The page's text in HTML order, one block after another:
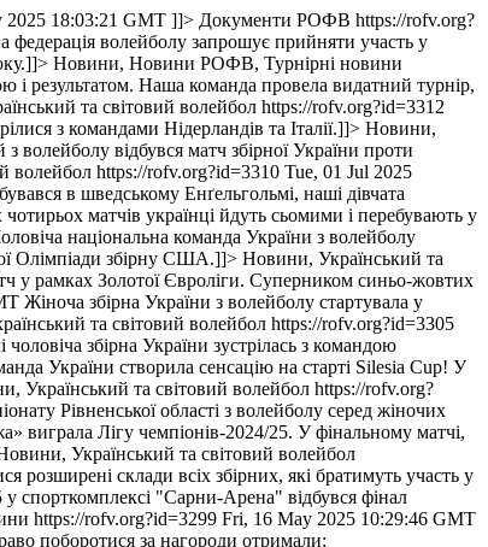
2025 18:03:21 GMT ]]> Документи РОФВ https://rofv.org?
федерація волейболу запрошує прийняти участь у
Новини, Новини РОФВ, Турнірні новини
і результатом. Наша команда провела видатний турнір,
та світовий волейбол https://rofv.org?id=3312
з командами Нідерландів та Італії.]]> Новини,
волейболу відбувся матч збірної України проти
волейбол https://rofv.org?id=3310 Tue, 01 Jul 2025
в шведському Енґельгольмі, наші дівчата
матчів українці йдуть сьомими і перебувають у
національна команда України з волейболу
Олімпіади збірну США.]]> Новини, Український та
у рамках Золотої Євроліги. Суперником синьо-жовтих
Жіноча збірна України з волейболу стартувала у
та світовий волейбол https://rofv.org?id=3305
збірна України зустрілась з командою
України створила сенсацію на старті Silesia Cup! У
Український та світовий волейбол https://rofv.org?
Рівненської області з волейболу серед жіночих
виграла Лігу чемпіонів-2024/25. У фінальному матчі,
Український та світовий волейбол
розширені склади всіх збірних, які братимуть участь у
у спорткомплексі "Сарни-Арена" відбувся фінал
https://rofv.org?id=3299 Fri, 16 May 2025 10:29:46 GMT
поборотися за нагороди отримали: